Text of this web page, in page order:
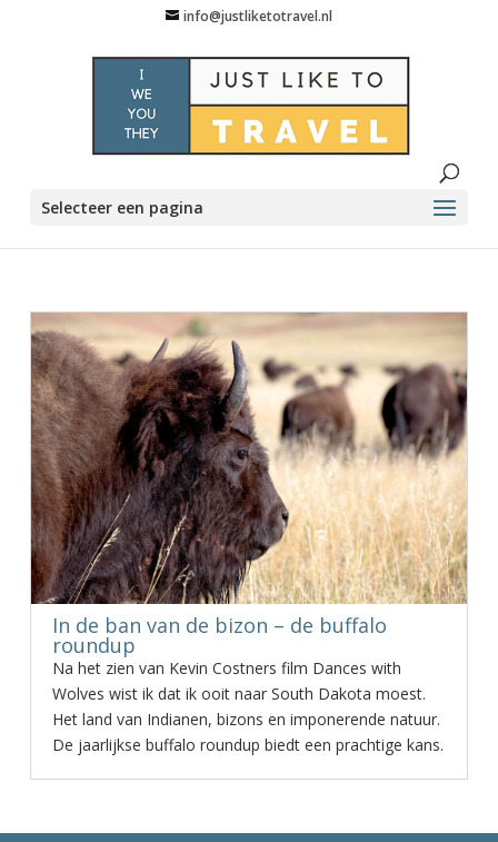
info@justliketotravel.nl
Selecteer een pagina
In de ban van de bizon – de buffalo
roundup
Na het zien van Kevin Costners film Dances with
Wolves wist ik dat ik ooit naar South Dakota moest.
Het land van Indianen, bizons en imponerende natuur.
De jaarlijkse buffalo roundup biedt een prachtige kans.